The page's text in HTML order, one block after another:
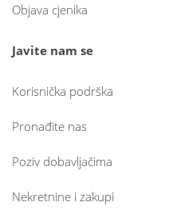
Objava cjenika
Javite nam se
Korisnička podrška
Pronađite nas
Poziv dobavljačima
Nekretnine i zakupi